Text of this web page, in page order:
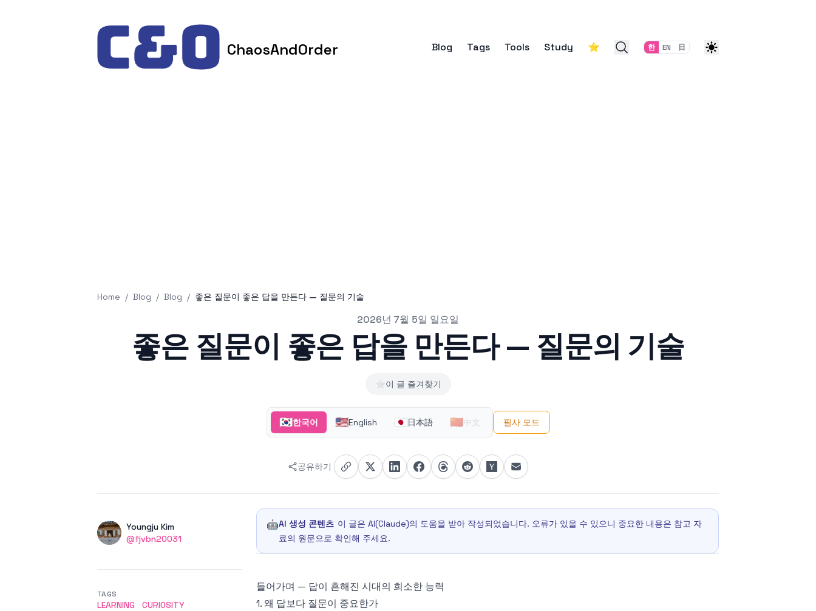
ChaosAndOrder Blog Tags Tools Study ⭐ 한 EN 日
Home / Blog / Blog / 좋은 질문이 좋은 답을 만든다 — 질문의 기술
2026년 7월 5일 일요일
좋은 질문이 좋은 답을 만든다 — 질문의 기술
⭐이 글 즐겨찾기
🇰🇷한국어 🇺🇸English 🇯🇵日本語 🇨🇳中文 필사 모드
공유하기
AuthorsName
Youngju Kim
Twitter
@fjvbn20031
🤖AI 생성 콘텐츠 이 글은 AI(Claude)의 도움을 받아 작성되었습니다. 오류가 있을 수 있으니 중요한 내용은 참고 자
료의 원문으로 확인해 주세요.
들어가며 — 답이 흔해진 시대의 희소한 능력
1. 왜 답보다 질문이 중요한가
TAGS
LEARNING
CURIOSITY